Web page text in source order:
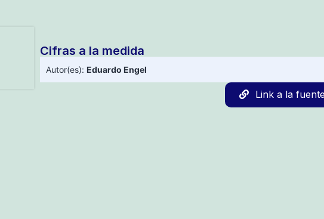
Cifras a la medida
Autor(es): Eduardo Engel
Link a la